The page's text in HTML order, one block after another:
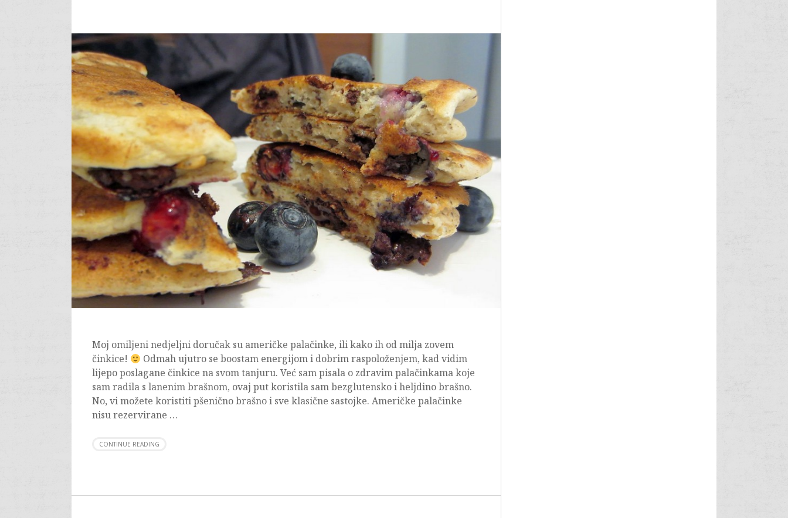
Moj omiljeni nedjeljni doručak su američke palačinke, ili kako ih od milja zovem
činkice!
Odmah ujutro se boostam energijom i dobrim raspoloženjem, kad vidim
lijepo poslagane činkice na svom tanjuru. Već sam pisala o zdravim palačinkama koje
sam radila s lanenim brašnom, ovaj put koristila sam bezglutensko i heljdino brašno.
No, vi možete koristiti pšenično brašno i sve klasične sastojke. Američke palačinke
nisu rezervirane …
CONTINUE READING